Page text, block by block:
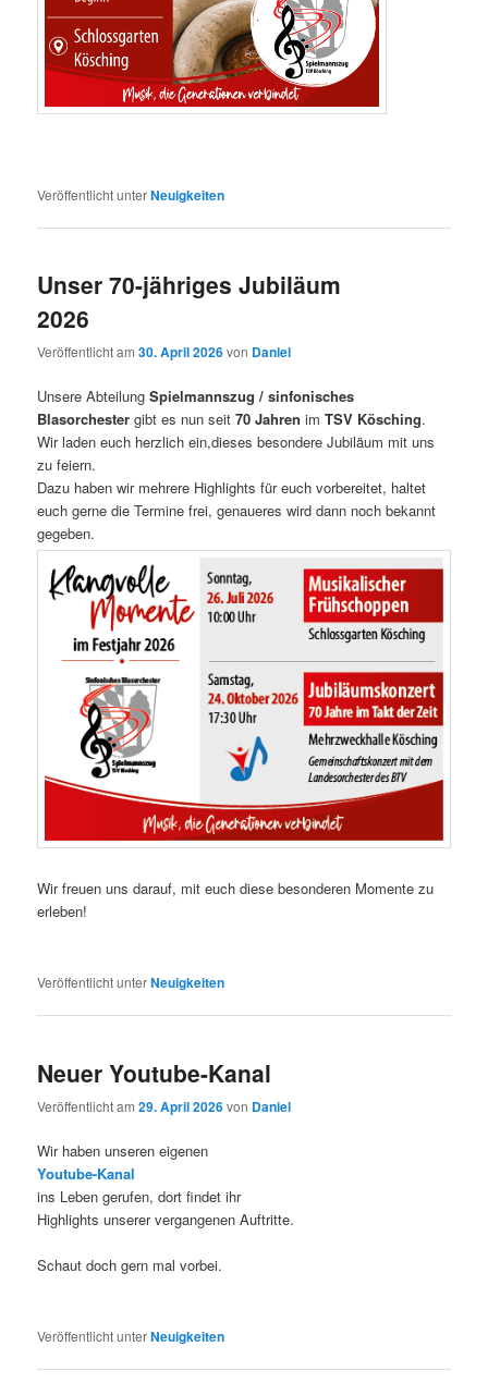
Veröffentlicht unterNeuigkeiten
Unser 70-jähriges Jubiläum
2026
Veröffentlicht am30. April 2026von Daniel
Unsere AbteilungSpielmannszug / sinfonisches
Blasorchester gibt es nun seit70 Jahren imTSV Kösching.
Wir laden euch herzlich ein,dieses besondere Jubiläum mit uns
zu feiern.
Dazu haben wir mehrere Highlights für euch vorbereitet, haltet
euch gerne die Termine frei, genaueres wird dann noch bekannt
gegeben.
Wir freuen uns darauf, mit euch diese besonderen Momente zu
erleben!
Veröffentlicht unterNeuigkeiten
Neuer Youtube-Kanal
Veröffentlicht am29. April 2026von Daniel
Wir haben unseren eigenen
Youtube-Kanal
ins Leben gerufen, dort findet ihr
Highlights unserer vergangenen Auftritte.
Schaut doch gern mal vorbei.
Veröffentlicht unterNeuigkeiten